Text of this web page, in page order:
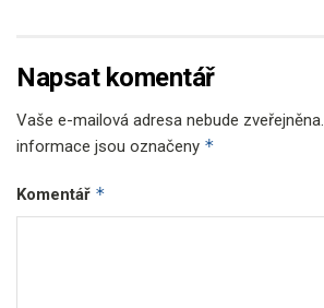
Napsat komentář
Vaše e-mailová adresa nebude zveřejněna.
informace jsou označeny *
Komentář *